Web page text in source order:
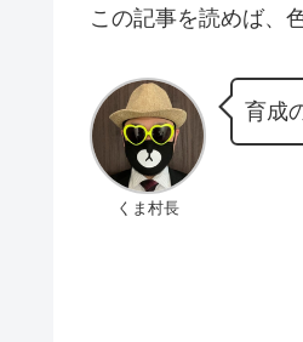
この記事を読めば、
くま村長
育成